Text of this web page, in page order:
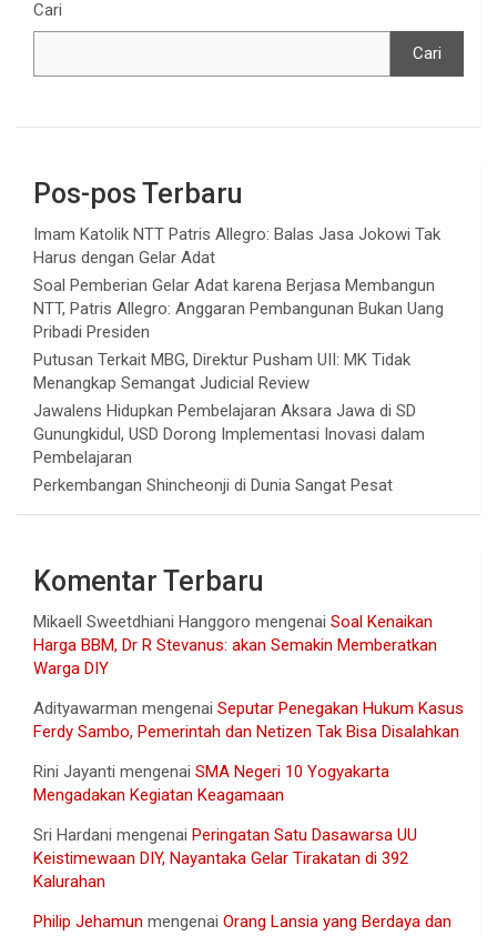
Cari
Cari
Pos-pos Terbaru
Imam Katolik NTT Patris Allegro: Balas Jasa Jokowi Tak
Harus dengan Gelar Adat
Soal Pemberian Gelar Adat karena Berjasa Membangun
NTT, Patris Allegro: Anggaran Pembangunan Bukan Uang
Pribadi Presiden
Putusan Terkait MBG, Direktur Pusham UII: MK Tidak
Menangkap Semangat Judicial Review
Jawalens Hidupkan Pembelajaran Aksara Jawa di SD
Gunungkidul, USD Dorong Implementasi Inovasi dalam
Pembelajaran
Perkembangan Shincheonji di Dunia Sangat Pesat
Komentar Terbaru
Mikaell Sweetdhiani Hanggoro mengenai Soal Kenaikan
Harga BBM, Dr R Stevanus: akan Semakin Memberatkan
Warga DIY
Adityawarman mengenai Seputar Penegakan Hukum Kasus
Ferdy Sambo, Pemerintah dan Netizen Tak Bisa Disalahkan
Rini Jayanti mengenai SMA Negeri 10 Yogyakarta
Mengadakan Kegiatan Keagamaan
Sri Hardani mengenai Peringatan Satu Dasawarsa UU
Keistimewaan DIY, Nayantaka Gelar Tirakatan di 392
Kalurahan
Philip Jehamun mengenai Orang Lansia yang Berdaya dan